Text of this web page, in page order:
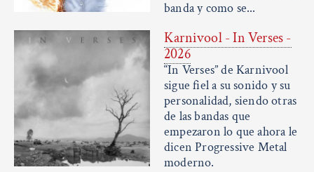
banda y como se...
Karnivool - In Verses -
2026
“In Verses” de Karnivool
sigue fiel a su sonido y su
personalidad, siendo otras
de las bandas que
empezaron lo que ahora le
dicen Progressive Metal
moderno.